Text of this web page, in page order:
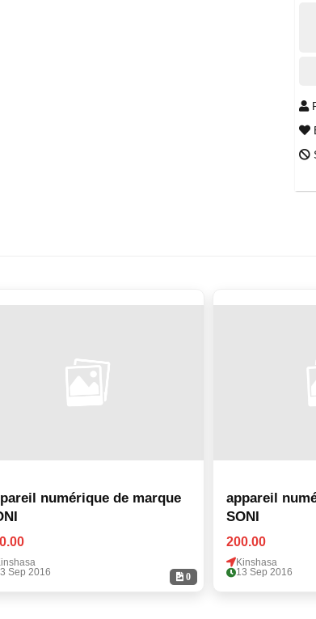
0
numérique de marque
Sep 2016
appareil
SONI
200.00
Kinshasa
13 Sep 2016